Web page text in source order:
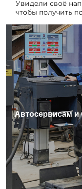
Увидели своё
чтобы получить
Автосервисам